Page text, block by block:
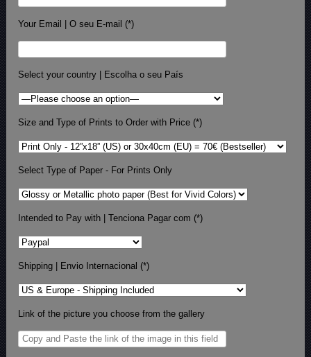
Your Email | O seu E-mail (*)
Select your country | Escolha o seu País
Size and Type of Prints to Order with Price (*)
Select Type of Paper - For Prints Only
Intended to Pay with | Tenciona Pagar com (*)
Shipping | Envio Internacional (*)
Link of the picture you choose from the gallery